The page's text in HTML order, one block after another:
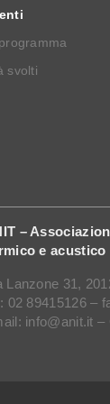
svolti
–
e acustico
Lanzone 31,
02 89415126 –
info@anit.it –